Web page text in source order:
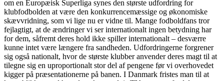
om en Europæisk Superliga synes den største udfordring for
klubfodbolden at være den konkurrencemæssige og økonomiske
skævvridning, som vi lige nu er vidne til. Mange fodboldfans tror
fejlagtigt, at de ændringer vi ser internationalt ingen betydning har
for dem, såfremt deres hold ikke spiller internationalt – desværre
kunne intet være længere fra sandheden. Udfordringerne forgrener
sig også nationalt, hvor de største klubber anvender deres magt til at
tilegne sig en uproportionalt stor del af pengene før vi overhovedet
kigger på præsentationerne på banen. I Danmark fristes man til at